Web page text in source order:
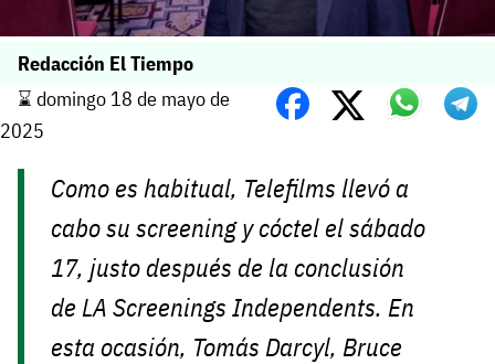
Redacción El Tiempo
⌛️ domingo 18 de mayo de
2025
Como es habitual, Telefilms llevó a
cabo su screening y cóctel el sábado
17, justo después de la conclusión
de LA Screenings Independents. En
esta ocasión, Tomás Darcyl, Bruce